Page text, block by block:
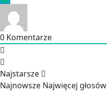
0 Komentarze
Najstarsze
Najnowsze Najwięcej głosów